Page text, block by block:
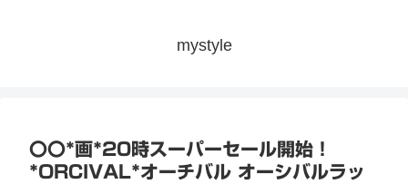
mystyle
〇〇*画*20時スーパーセール開始！
*ORCIVAL*オーチバル オーシバルラッ